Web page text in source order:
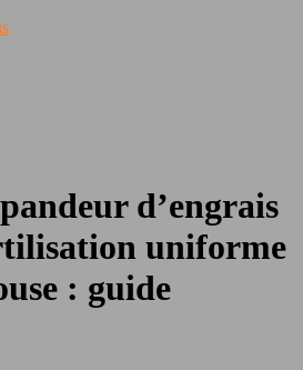
d’engrais
uniforme
: guide